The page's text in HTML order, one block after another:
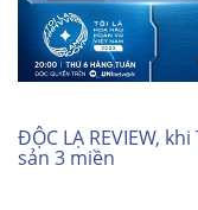
ĐỘC LẠ REVIEW,
sản 3 miền